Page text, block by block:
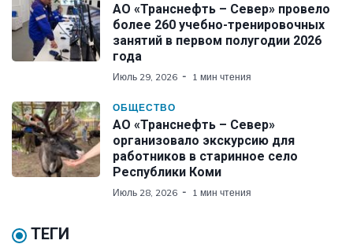
АО «Транснефть – Север» провело
более 260 учебно-тренировочных
занятий в первом полугодии 2026
года
Июль 29, 2026 1 мин чтения
ОБЩЕСТВО
АО «Транснефть – Север»
организовало экскурсию для
работников в старинное село
Республики Коми
Июль 28, 2026 1 мин чтения
ТЕГИ